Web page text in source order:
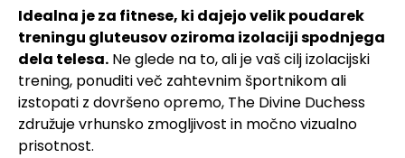
Idealna je za fitnese, ki dajejo velik poudarek
treningu gluteusov oziroma izolaciji spodnjega
dela telesa. Ne glede na to, ali je vaš cilj izolacijski
trening, ponuditi več zahtevnim športnikom ali
izstopati z dovršeno opremo, The Divine Duchess
združuje vrhunsko zmogljivost in močno vizualno
prisotnost.